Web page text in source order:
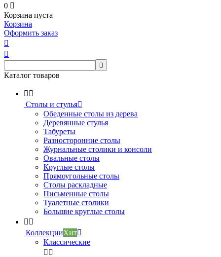
0 
Корзина пуста
Корзина
Оформить заказ



Каталог товаров
 
Столы и стулья
Обеденные столы из дерева
Деревянные стулья
Табуреты
Разносторонние столы
Журнальные столики и консоли
Овальные столы
Круглые столы
Прямоугольные столы
Столы раскладные
Письменные столы
Туалетные столики
Большие круглые столы
 
КоллекцииХит
Классические
 